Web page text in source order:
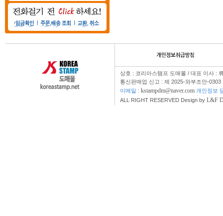
상호 : 코리아스탬프 도매몰 / 대표 이사 :
통신판매업 신고 : 제 2025-와부조안-
이메일 : kstampdm@naver.com 개인정보
ALL RIGHT RESERVED Design by L&F